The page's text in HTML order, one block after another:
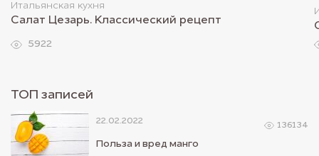
Итальянская кухня
Салат Цезарь. Классический рецепт
5922
ТОП записей
22.02.2022
Польза и вред манго
136134